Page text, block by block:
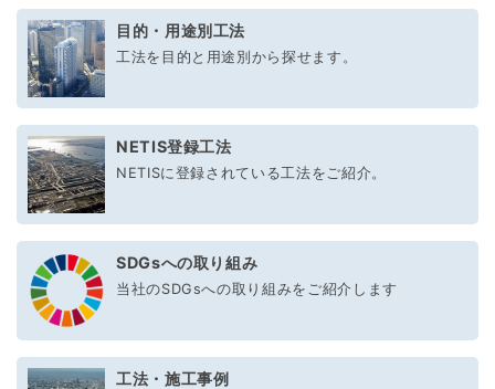
目的・用途別工法
工法を目的と用途別から探せます。
NETIS登録工法
NETISに登録されている工法をご紹介。
SDGsへの取り組み
当社のSDGsへの取り組みをご紹介します
工法・施工事例